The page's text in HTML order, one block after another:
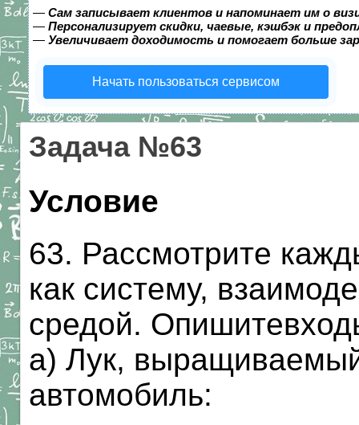
— Сам записывает клиентов и напоминает им о
— Персонализирует скидки, чаевые, кэшбэк и
— Увеличивает доходимость и помогает больше
Начать пользоваться сервисом
Задача №63
Условие
63. Рассмотрите
как систему,
средой.
а) Лук,
автомобиль: